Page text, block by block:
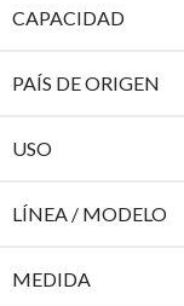
CAPACIDAD
PAÍS DE ORIGEN
USO
LÍNEA / MODELO
MEDIDA